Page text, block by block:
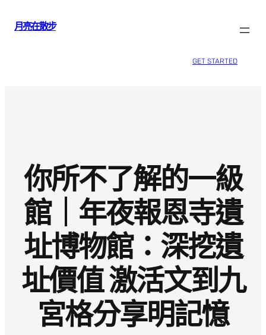
月亮在散步
GET STARTED
你所不了解的一級
館｜年夜報恩寺遺
址博物館：深挖遺
址價值 激活文到九
宮格分享明記憶